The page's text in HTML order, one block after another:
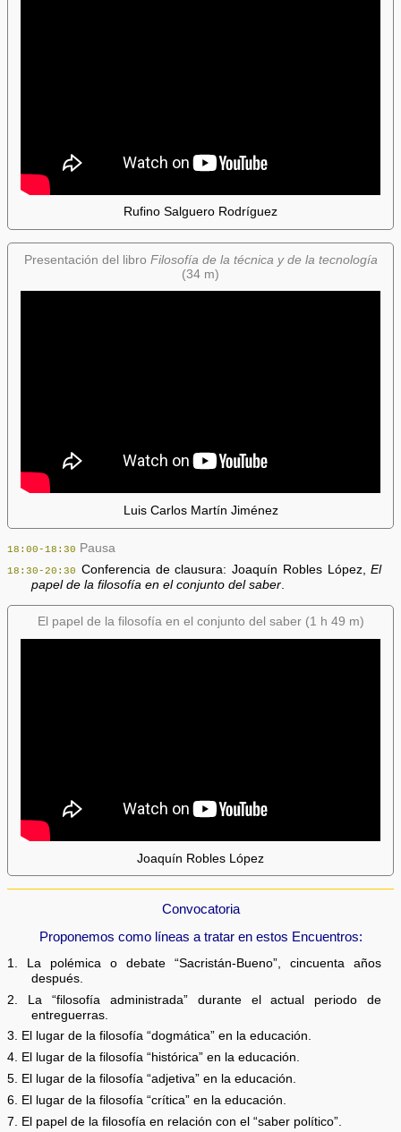
Rufino Salguero Rodríguez
Presentación del libro Filosofía de la técnica y de la tecnología
(34 m)
Luis Carlos Martín Jiménez
18:00-18:30 Pausa
18:30-20:30 Conferencia de clausura: Joaquín Robles López,El
papel de la filosofía en el conjunto del saber
El papel de la filosofía en el conjunto del saber (1 h 49 m)
Joaquín Robles López
Convocatoria
Proponemos como líneas a tratar en estos Encuentros:
1. La polémica o debate “Sacristán-Bueno”, cincuenta años
después.
2. La “filosofía administrada” durante el actual periodo de
entreguerras.
3. El lugar de la filosofía “dogmática” en la educación.
4. El lugar de la filosofía “histórica” en la educación.
5. El lugar de la filosofía “adjetiva” en la educación.
6. El lugar de la filosofía “crítica” en la educación.
7. El papel de la filosofía en relación con el “saber político”.